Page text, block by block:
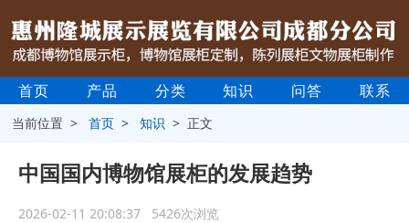
首页 产品 分类 知识 问答 联系
当前位置 >首页 >知识 > 正文
中国国内博物馆展柜的发展趋势
2026-02-11 20:08:37 5426次浏览